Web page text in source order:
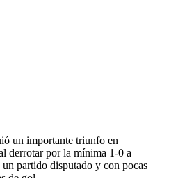
un importante triunfo en
derrotar por la mínima 1-0 a
partido disputado y con pocas